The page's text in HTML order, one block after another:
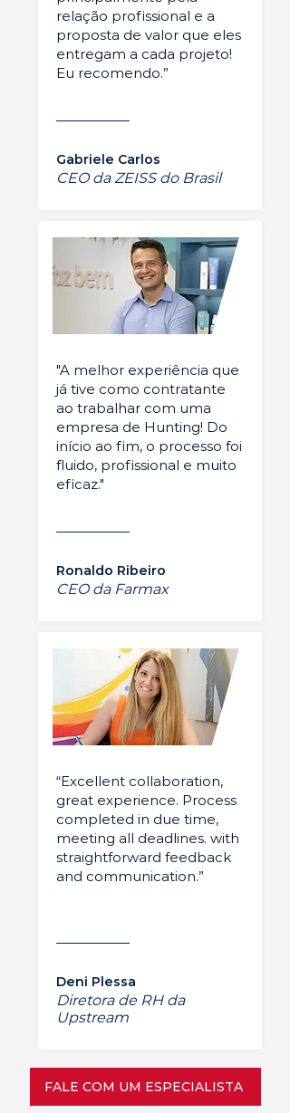
relação profissional e a
proposta de valor que eles
entregam a cada projeto!
Eu recomendo.”
Gabriele Carlos
CEO da ZEISS do Brasil
"A melhor experiência que
já tive como contratante
ao trabalhar com uma
empresa de Hunting! Do
início ao fim, o processo foi
fluido, profissional e muito
eficaz."
Ronaldo Ribeiro
CEO da Farmax
“Excellent collaboration,
great experience. Process
completed in due time,
meeting all deadlines. with
straightforward feedback
and communication.”
Deni Plessa
Diretora de RH da
Upstream
FALE COM UM ESPECIALISTA